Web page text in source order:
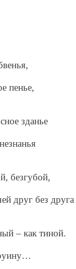
пенье,
зданье
безгубой,
друг без друга
– как тиной.